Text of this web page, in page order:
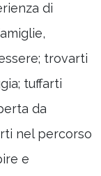
di
trovarti
tuffarti
da
nel percorso
e